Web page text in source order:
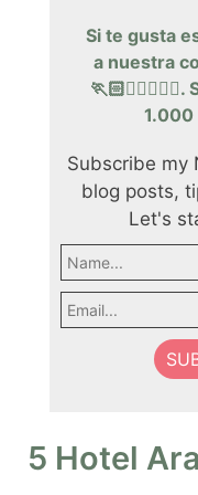
Si te gusta
a nuestra
1.000
Subscribe my
blog posts,
Let's
5 Hotel